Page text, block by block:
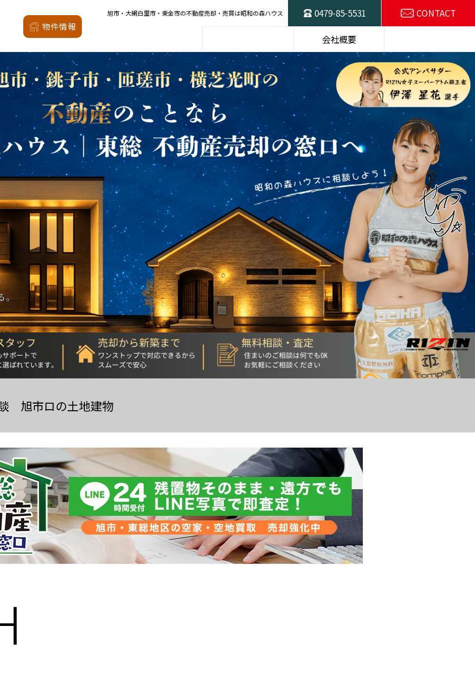
昭和の森ハウスの
家
モデルハウス 厳選プラン 建物仕様 施工例
会社概要
会社概要 店舗案内 スタッフ紹介 SDGsの取り組み
東総不動産売却の
窓口
物件情報
旭市・大網白里市・東金市の不動産売却・売買は昭和の森ハウス 0479-85-5531 CONTACT
旭市ロの土地建物